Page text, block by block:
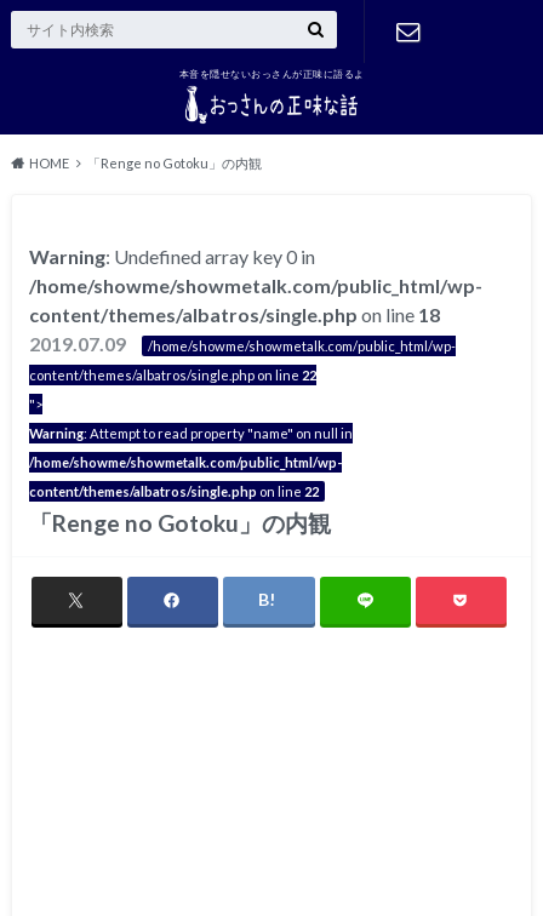
本音を隠せないおっさんが正味に語るよ
HOME 「Renge no Gotoku」の内観
Warning: Undefined array key 0 in
/home/showme/showmetalk.com/public_html/wp-
content/themes/albatros/single.php on line 18
2019.07.09
/home/showme/showmetalk.com/public_html/wp-
content/themes/albatros/single.php on line 22
">
Warning: Attempt to read property "name" on null in
/home/showme/showmetalk.com/public_html/wp-
content/themes/albatros/single.php on line 22
「Renge no Gotoku」の内観